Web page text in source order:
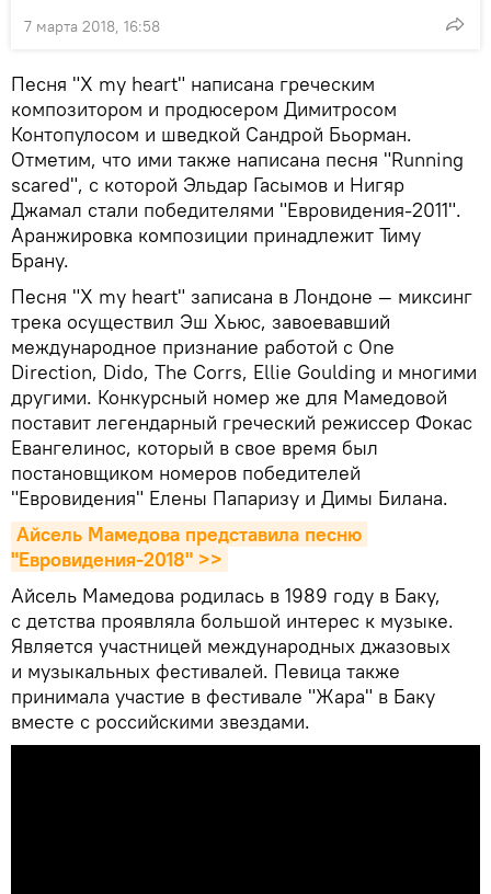
7 марта 2018, 16:58
Песня "X my heart" написана греческим
композитором и продюсером Димитросом
Контопулосом и шведкой Сандрой Бьорман.
Отметим, что ими также написана песня "Running
scared", с которой Эльдар Гасымов и Нигяр
Джамал стали победителями "Евровидения-2011".
Аранжировка композиции принадлежит Тиму
Брану.
Песня "X my heart" записана в Лондоне — миксинг
трека осуществил Эш Хьюс, завоевавший
международное признание работой с One
Direction, Dido, The Corrs, Ellie Goulding и многими
другими. Конкурсный номер же для Мамедовой
поставит легендарный греческий режиссер Фокас
Евангелинос, который в свое время был
постановщиком номеров победителей
"Евровидения" Елены Папаризу и Димы Билана.
Айсель Мамедова представила песню
"Евровидения-2018" >>
Айсель Мамедова родилась в 1989 году в Баку,
с детства проявляла большой интерес к музыке.
Является участницей международных джазовых
и музыкальных фестивалей. Певица также
принимала участие в фестивале "Жара" в Баку
вместе с российскими звездами.